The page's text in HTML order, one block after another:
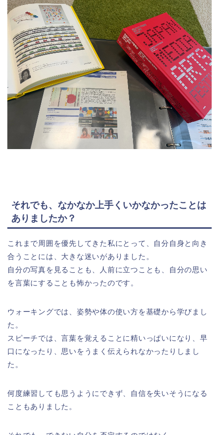
それでも、なかなか上手くいかなかったことは
ありましたか？
これまで周囲を優先してきた私にとって、自分自身と向き
合うことには、大きな迷いがありました。
自分の写真を見ることも、人前に立つことも、自分の思い
を言葉にすることも怖かったのです。
ウォーキングでは、姿勢や体の使い方を基礎から学びまし
た。
スピーチでは、言葉を覚えることに精いっぱいになり、早
口になったり、思いをうまく伝えられなかったりしまし
た。
何度練習しても思うようにできず、自信を失いそうになる
こともありました。